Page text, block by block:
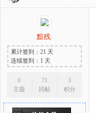
黯残.
累计签到：21 天
连续签到：1 天
0
主题
71
回帖
3
积分